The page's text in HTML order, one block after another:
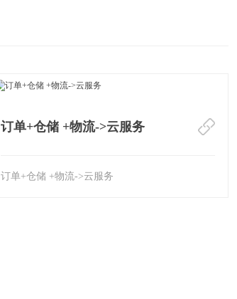
订单+仓储 +物流->云服务
订单+仓储 +物流->云服务